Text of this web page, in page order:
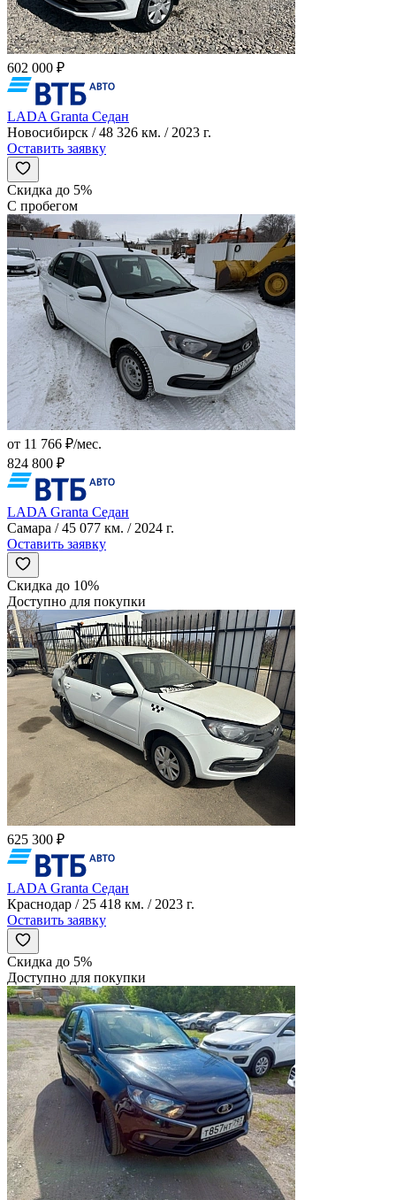
602 000 ₽
LADA Granta Седан
Новосибирск / 48 326 км. / 2023 г.
Оставить заявку
Скидка до 5%
С пробегом
от 11 766 ₽/мес.
824 800 ₽
LADA Granta Седан
Самара / 45 077 км. / 2024 г.
Оставить заявку
Скидка до 10%
Доступно для покупки
625 300 ₽
LADA Granta Седан
Краснодар / 25 418 км. / 2023 г.
Оставить заявку
Скидка до 5%
Доступно для покупки